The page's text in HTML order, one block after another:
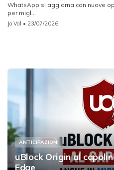
WhatsApp si aggiorna con nuove
per migl...
Jo Val • 23/07/2026
ANTICIPAZIONI
uBlock Origin al
Edge